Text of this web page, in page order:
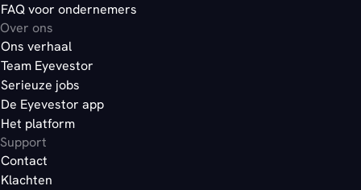
FAQ voor ondernemers
Over ons
Ons verhaal
Team Eyevestor
Serieuze jobs
De Eyevestor app
Het platform
Support
Contact
Klachten